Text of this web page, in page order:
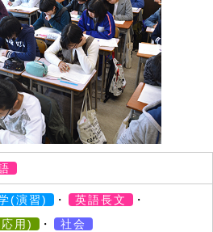
(演習) ・ 英語長文
・
用)
・ 社会